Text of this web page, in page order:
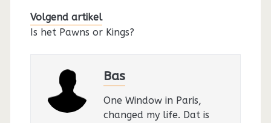
Volgend artikel
Is het Pawns or Kings?
Bas
One Window in Paris,
changed my life. Dat is